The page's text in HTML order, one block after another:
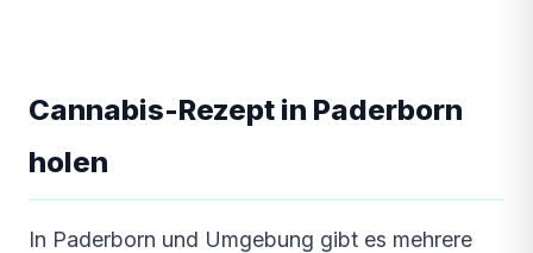
Cannabis-Rezept in Paderborn
holen
In Paderborn und Umgebung gibt es mehrere